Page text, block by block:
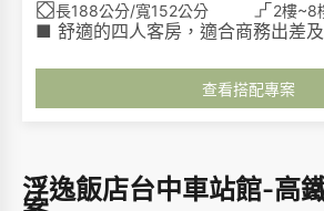
長188公分/寬152公分 2樓~8
■ 舒適的四人客房，適合商務出差及
查看搭配專案
浮逸飯店台中車站館-高